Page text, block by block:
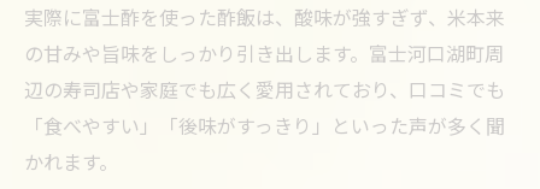
実際に富士酢を使った酢飯は、酸味が強すぎず、米本来
の甘みや旨味をしっかり引き出します。富士河口湖町周
辺の寿司店や家庭でも広く愛用されており、口コミでも
「食べやすい」「後味がすっきり」といった声が多く聞
かれます。